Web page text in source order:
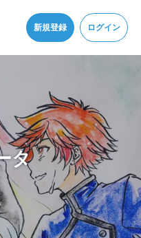
新規登録 ログイン
パシーポリシーを改定しました。
クリックします
に快適に！
ール
タ